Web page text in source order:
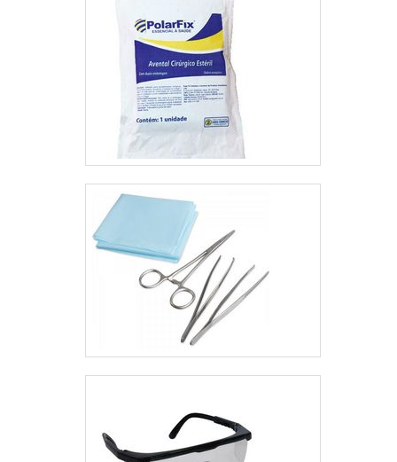
compressor e óleo
para compressor. É
reconhecida por ser
comprometida com
os serviços e segura,
características
possíveis pelo fato de
a empresa ter
escritório de alta
realizadas as
atividades e
equipamentos de
última geração,
realizando
equipe multidisciplinar
de consultores